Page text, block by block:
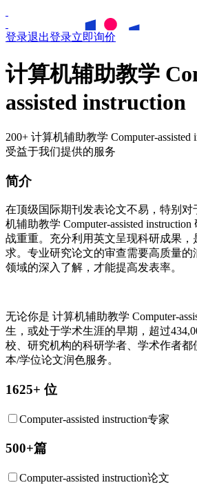
登录退出登录立即询价
计算机辅助教学
assisted instruction
200+ 计算机辅助教学 Computer-
受益于我们提供的服务
简介
在顶级国际期刊发表论文不易，特别对
机辅助教学 Computer-assisted instruction
战重重。充分利用英文呈现科研成果，
求。专业研究论文的审查需要高质量
领域的深入了解，才能提高发表率。
无论你是 计算机辅助教学 Computer-
生，或处于学术生涯的早期，超过
校、研究机构的科研学者、学术作者都
本/学位论文润色服务。
1625+ 位
Computer-assisted instruction专家
500+篇
Computer-assisted instruction论文